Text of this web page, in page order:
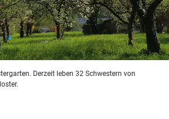
Derzeit leben 32 Schwestern von